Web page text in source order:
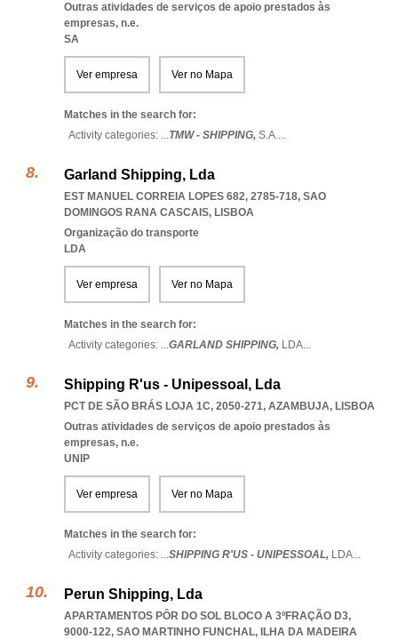
Outras atividades de serviços de apoio prestados às
empresas, n.e.
SA
Ver empresa Ver no Mapa
Matches in the search for:
Activity categories: ...TMW - SHIPPING, S.A....
Garland Shipping, Lda
EST MANUEL CORREIA LOPES 682, 2785-718, SAO
DOMINGOS RANA CASCAIS, LISBOA
Organização do transporte
LDA
Ver empresa Ver no Mapa
Matches in the search for:
Activity categories: ...GARLAND SHIPPING, LDA...
Shipping R'us - Unipessoal, Lda
PCT DE SÃO BRÁS LOJA 1C, 2050-271, AZAMBUJA, LISBOA
Outras atividades de serviços de apoio prestados às
empresas, n.e.
UNIP
Ver empresa Ver no Mapa
Matches in the search for:
Activity categories: ...SHIPPING R'US - UNIPESSOAL, LDA...
Perun Shipping, Lda
APARTAMENTOS PÔR DO SOL BLOCO A 3ºFRAÇÃO D3,
9000-122, SAO MARTINHO FUNCHAL, ILHA DA MADEIRA